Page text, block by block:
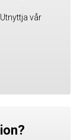
vår